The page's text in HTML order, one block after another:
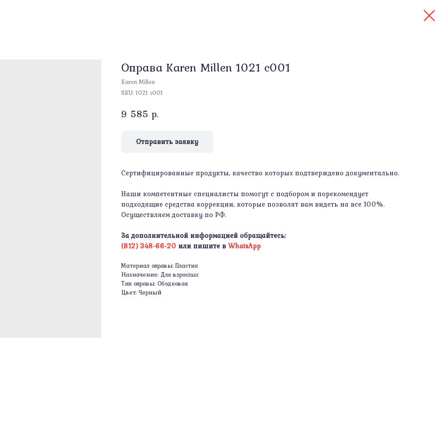
Оправа Karen Millen 1021 c001
Karen Millen
SKU: 1021 c001
9 585 р.
Отправить заявку
Сертифицированные продукты, качество которых подтверждено документально.
Наши компетентные специалисты помогут с подбором и порекомендует
подходящие средства коррекции, которые позволят вам видеть на все 100%.
Осуществляем доставку по РФ.
За дополнительной информацией обращайтесь:
(812) 348-66-20 или пишите в WhatsApp
Материал оправы: Пластик
Назначение: Для взрослых
Тип оправы: Ободковая
Цвет: Черный